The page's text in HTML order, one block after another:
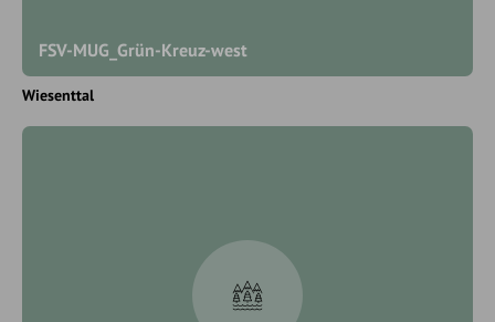
FSV-MUG_Grün-Kreuz-west
Wiesenttal